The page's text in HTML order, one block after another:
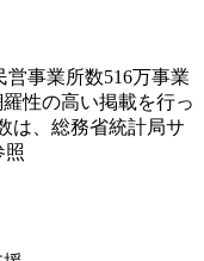
事業所数516万事業
性の高い掲載を行っ
は、総務省統計局サ
照